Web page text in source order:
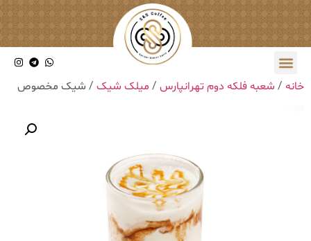
خانه / شعبه فلکه دوم تهرانپارس / میلک شیک / شیک مخصوص